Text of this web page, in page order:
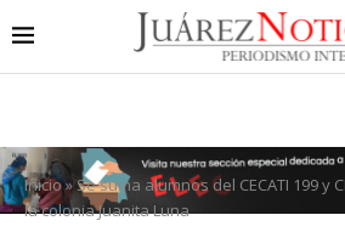
Inicio»Se suma alumnos del CECATI 199 y
la colonia Juanita Luna